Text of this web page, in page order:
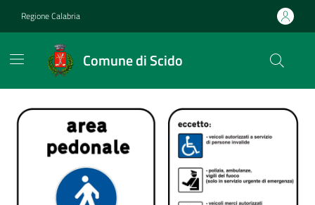
Regione Calabria
Comune di Scido